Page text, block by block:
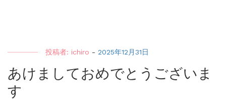
投稿者: ichiro - 2025年12月31日
あけましておめでとうございま
す